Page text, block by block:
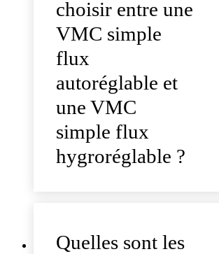
choisir entre une
VMC simple
flux
autoréglable et
une VMC
simple flux
hygroréglable ?
Quelles sont les